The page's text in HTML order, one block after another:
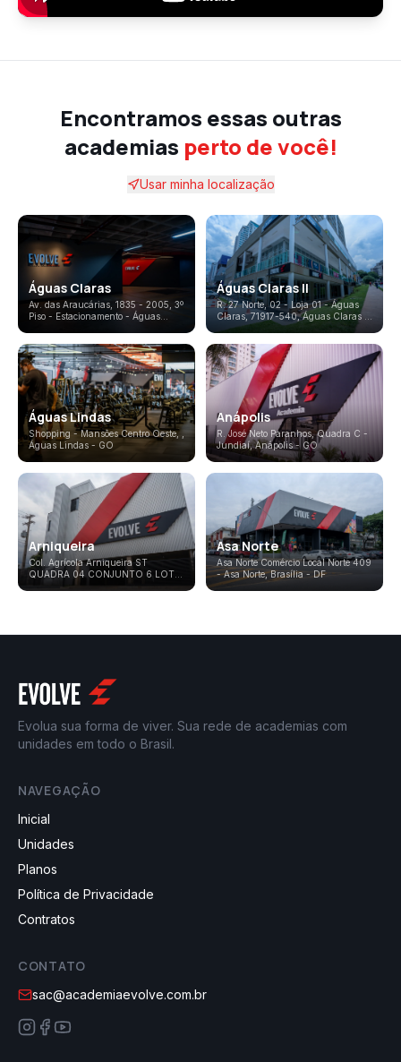
Encontramos essas outras
academias perto de você!
Usar minha localização
Águas Claras
Av. das Araucárias, 1835 - 2005, 3º
Piso - Estacionamento - Águas
Águas Claras II
R. 27 Norte, 02 - Loja 01 - Águas
Claras, 71917-540,Águas Claras
DF
Águas Lindas
Shopping - Mansões Centro Oeste,
Águas Lindas - GO
Anápolis
R. José Neto Paranhos, Quadra C -
Jundiaí,Anápolis- GO
Arniqueira
Col. Agrícola Arniqueira ST
QUADRA 04 CONJUNTO 6 LOTE
- St. Hab. Arniqueira,Arniqueira-
Asa Norte
Asa Norte Comércio Local Norte 409
- Asa Norte,Brasília - DF
Evolua sua forma de viver. Sua rede de academias com
unidades em todo o Brasil.
NAVEGAÇÃO
Inicial
Unidades
Planos
Política de Privacidade
Contratos
CONTATO
sac@academiaevolve.com.br